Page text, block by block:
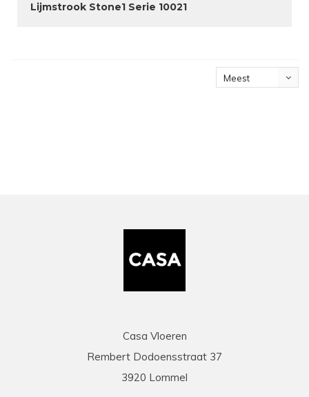
Lijmstrook Stone1 Serie 10021
Meest
Casa Vloeren
Rembert Dodoensstraat 37
3920 Lommel